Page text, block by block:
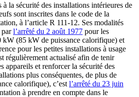
la sécurité des installations intérieures de
sont inscrites dans le code de la
à l’article R 111-12. Ses modalités
parl’arrêté du 2 août 1977 pour les
kW (85 kW de puissance calorifique) et
pour les petites installations à usage
régulièrement actualisé afin de tenir
appareils et renforcer la sécurité des
plus conséquentes, de plus de
calorifique), c’est l’arrêté du 23 juin
à prendre en compte dans le